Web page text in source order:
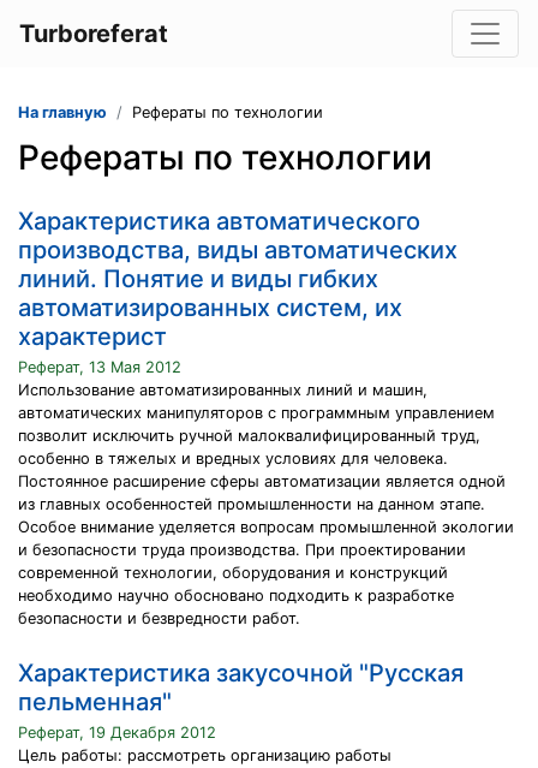
Turboreferat
На главную Рефераты по технологии
Рефераты по технологии
Характеристика автоматического
производства, виды автоматических
линий. Понятие и виды гибких
автоматизированных систем, их
характерист
Реферат, 13 Мая 2012
Использование автоматизированных линий и машин,
автоматических манипуляторов с программным управлением
позволит исключить ручной малоквалифицированный труд,
особенно в тяжелых и вредных условиях для человека.
Постоянное расширение сферы автоматизации является одной
из главных особенностей промышленности на данном этапе.
Особое внимание уделяется вопросам промышленной экологии
и безопасности труда производства. При проектировании
современной технологии, оборудования и конструкций
необходимо научно обосновано подходить к разработке
безопасности и безвредности работ.
Характеристика закусочной "Русская
пельменная"
Реферат, 19 Декабря 2012
Цель работы: рассмотреть организацию работы